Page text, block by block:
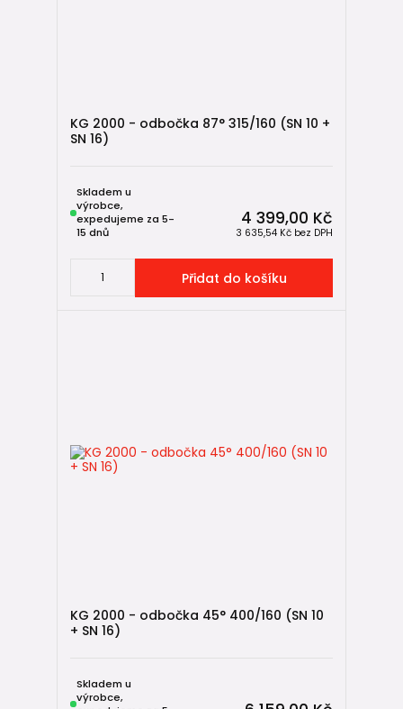
KG 2000 - odbočka 87° 315/160 (SN 10 +
SN 16)
4 399,00 Kč
3 635,54 Kč bez DPH
Skladem u
výrobce,
expedujeme za 5-
15 dnů
Přidat do košíku
KG 2000 - odbočka 45° 400/160 (SN 10
+ SN 16)
Skladem u
výrobce,